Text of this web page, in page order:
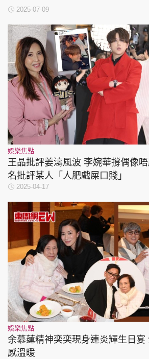
2025-07-09
娛樂焦點
王晶批評姜濤風波 李婉華撐偶像
名批評某人「人肥戲屎口賤」
2025-04-17
娛樂焦點
余慕蓮精神奕奕現身連炎輝生日宴
感溫暖